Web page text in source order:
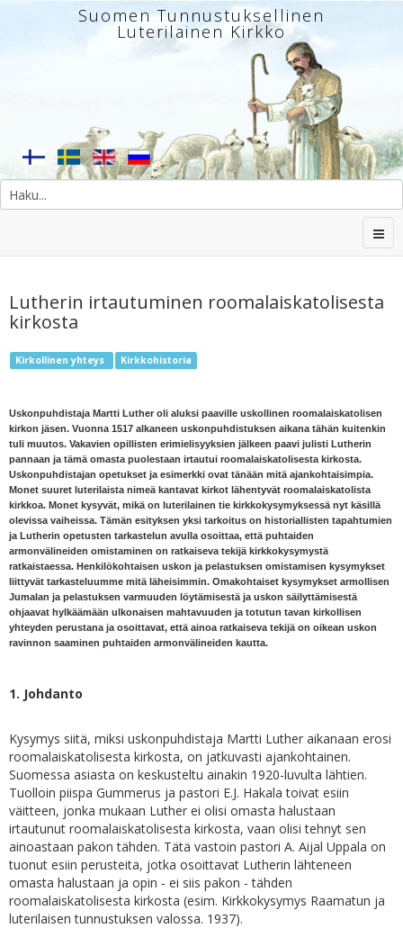
Suomen Tunnustuksellinen
Luterilainen Kirkko
Lutherin irtautuminen roomalaiskatolisesta
kirkosta
Kirkollinen yhteys Kirkkohistoria
Uskonpuhdistaja Martti Luther oli aluksi paaville uskollinen roomalaiskatolisen
kirkon jäsen. Vuonna 1517 alkaneen uskonpuhdistuksen aikana tähän kuitenkin
tuli muutos. Vakavien opillisten erimielisyyksien jälkeen paavi julisti Lutherin
pannaan ja tämä omasta puolestaan irtautui roomalaiskatolisesta kirkosta.
Uskonpuhdistajan opetukset ja esimerkki ovat tänään mitä ajankohtaisimpia.
Monet suuret luterilaista nimeä kantavat kirkot lähentyvät roomalaiskatolista
kirkkoa. Monet kysyvät, mikä on luterilainen tie kirkkokysymyksessä nyt käsillä
olevissa vaiheissa. Tämän esityksen yksi tarkoitus on historiallisten tapahtumien
ja Lutherin opetusten tarkastelun avulla osoittaa, että puhtaiden
armonvälineiden omistaminen on ratkaiseva tekijä kirkkokysymystä
ratkaistaessa. Henkilökohtaisen uskon ja pelastuksen omistamisen kysymykset
liittyvät tarkasteluumme mitä läheisimmin. Omakohtaiset kysymykset armollisen
Jumalan ja pelastuksen varmuuden löytämisestä ja uskon säilyttämisestä
ohjaavat hylkäämään ulkonaisen mahtavuuden ja totutun tavan kirkollisen
yhteyden perustana ja osoittavat, että ainoa ratkaiseva tekijä on oikean uskon
ravinnon saaminen puhtaiden armonvälineiden kautta.
1. Johdanto
Kysymys siitä, miksi uskonpuhdistaja Martti Luther aikanaan erosi
roomalaiskatolisesta kirkosta, on jatkuvasti ajankohtainen.
Suomessa asiasta on keskusteltu ainakin 1920-luvulta lähtien.
Tuolloin piispa Gummerus ja pastori E.J. Hakala toivat esiin
väitteen, jonka mukaan Luther ei olisi omasta halustaan
irtautunut roomalaiskatolisesta kirkosta, vaan olisi tehnyt sen
ainoastaan pakon tähden. Tätä vastoin pastori A. Aijal Uppala on
tuonut esiin perusteita, jotka osoittavat Lutherin lähteneen
omasta halustaan ja opin - ei siis pakon - tähden
roomalaiskatolisesta kirkosta (esim. Kirkkokysymys Raamatun ja
luterilaisen tunnustuksen valossa. 1937).